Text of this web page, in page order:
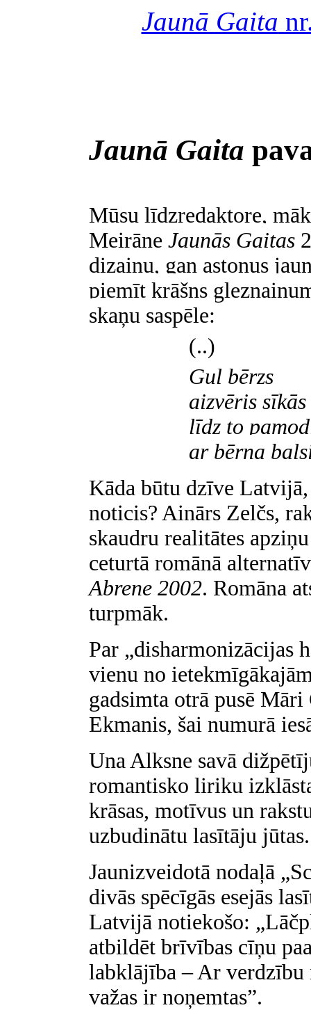
Jaunā Gaita
Jaunā Gaita
Mūsu līdzredaktore,
Meirāne Jaunās Gaitas
dizainu, gan astoņus
piemīt krāšņs
skaņu saspēle:
(..)
Guļ bērzs
aizvēris
līdz to
ar bērna
Kāda būtu dzīve Latvijā,
noticis? Ainārs Zelčs,
skaudru realitātes
ceturtā romānā
Abrene 2002. Romāna
turpmāk.
Par „disharmonizācijas
vienu no
gadsimta otrā pusē
Ekmanis, šai numurā
Una Alksne savā
romantisko liriku
krāsas, motīvus un
uzbudinātu lasītāju jūtas.
Jaunizveidotā nodaļā
divās spēcīgās esejās
Latvijā notiekošo:
atbildēt brīvības cīņu
labklājība – Ar verdzību
važas ir noņemtas”.